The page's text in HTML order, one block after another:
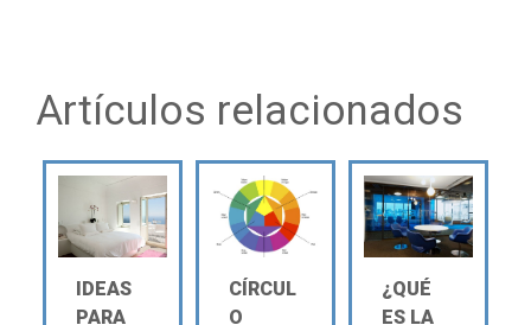
Artículos relacionados
IDEAS
PARA
CÍRCUL
O
¿QUÉ
ES LA